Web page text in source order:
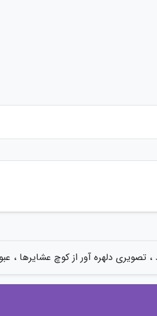
، تصویری دلهره آور از کوچ عشایرها ،